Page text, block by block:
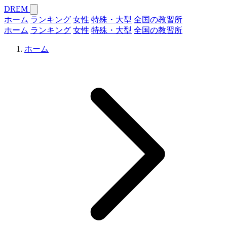
DREM
ホーム ランキング 女性 特殊・大型 全国の教習所
ホーム ランキング 女性 特殊・大型 全国の教習所
ホーム